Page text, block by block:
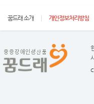
꿈드래 소개 개인정보처리방침